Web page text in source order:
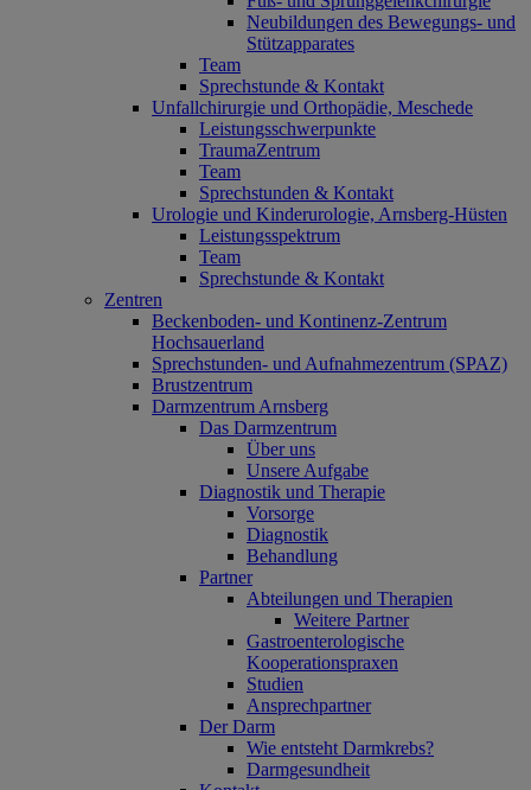
Neubildungen des Bewegungs- und
Stützapparates
Team
Sprechstunde & Kontakt
Unfallchirurgie und Orthopädie, Meschede
Leistungsschwerpunkte
TraumaZentrum
Team
Sprechstunden & Kontakt
Urologie und Kinderurologie, Arnsberg-Hüsten
Leistungsspektrum
Team
Sprechstunde & Kontakt
Zentren
Beckenboden- und Kontinenz-Zentrum
Hochsauerland
Sprechstunden- und Aufnahmezentrum (SPAZ)
Brustzentrum
Darmzentrum Arnsberg
Das Darmzentrum
Über uns
Unsere Aufgabe
Diagnostik und Therapie
Vorsorge
Diagnostik
Behandlung
Partner
Abteilungen und Therapien
Weitere Partner
Gastroenterologische
Kooperationspraxen
Studien
Ansprechpartner
Der Darm
Wie entsteht Darmkrebs?
Darmgesundheit